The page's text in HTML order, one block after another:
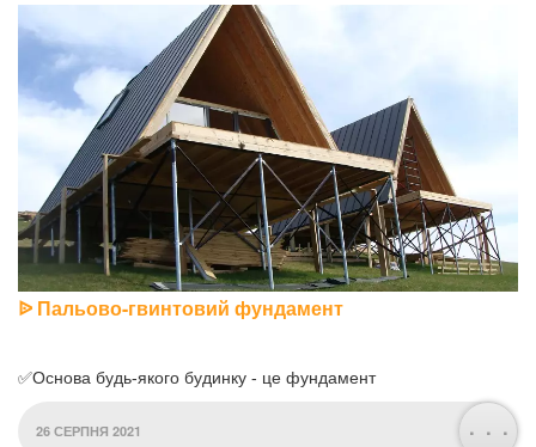
ᐉ Пальово-гвинтовий фундамент
✅Основа будь-якого будинку - це фундамент
26 СЕРПНЯ 2021 . . .